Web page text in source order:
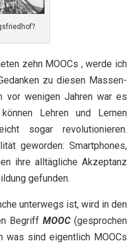
zehn MOOCs , werde ich
zu diesen Massen-
vor wenigen Jahren war es
Lehren und Lernen
sogar revolutionieren.
geworden: Smartphones,
ihre alltägliche Akzeptanz
gefunden.
unterwegs ist, wird in den
BegriffMOOC(gesprochen
was sind eigentlich MOOCs